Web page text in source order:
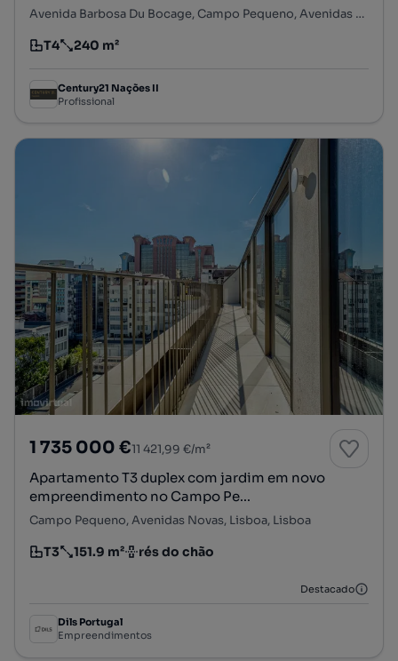
Avenida Barbosa Du Bocage, Campo Pequeno, Avenidas Novas, Lisboa, Lisboa
Tipologia
T4
Preço por metro quadrado
240 m²
Century21 Nações II
Profissional
1 735 000 €11 421,99 €/m²
Apartamento T3 duplex com jardim em novo
empreendimento no Campo Pe...
Campo Pequeno, Avenidas Novas, Lisboa, Lisboa
Tipologia
T3
Preço por metro quadrado
151.9 m²
Andar rés do chão
Destacado
Dils Portugal
Empreendimentos